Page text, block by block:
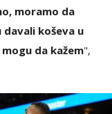
moramo da
koševa u
da kažem",